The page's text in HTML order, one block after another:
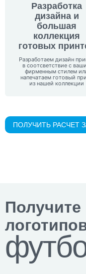
Разработка
дизайна и
большая
коллекция
готовых
Разработаем дизайн
в соотсветствие с
фирменным стилем
напечатаем готовый
из нашей коллекции
ПОЛУЧИТЬ РАСЧЕТ
Получите